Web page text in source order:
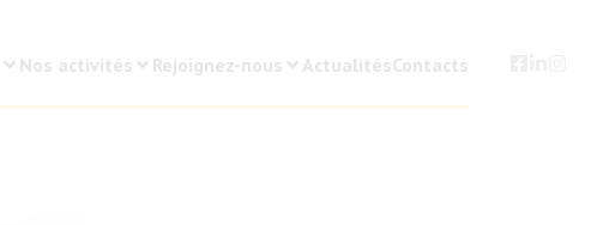
Nos activités Rejoignez-nous ActualitésContacts